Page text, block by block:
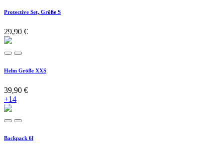
Protective Set, Größe S
29,90 €
Helm Größe XXS
39,90 €
+14
Backpack 6l